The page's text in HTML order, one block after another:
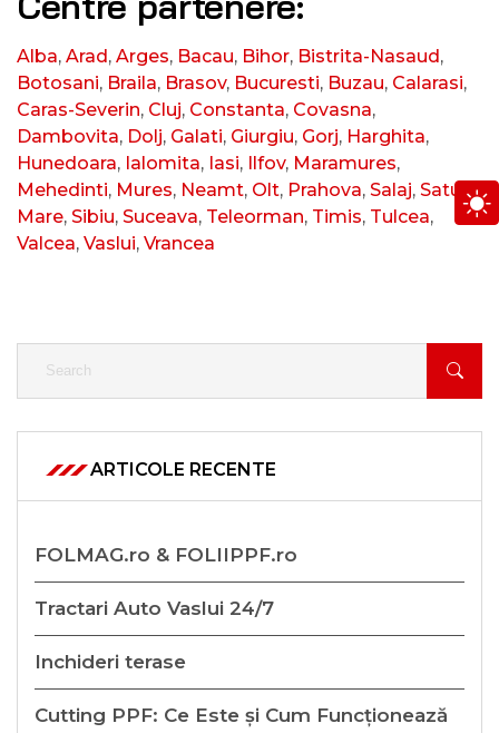
Alba, Arad, Arges, Bacau, Bihor, Bistrita-Nasaud,
Botosani, Braila, Brasov, Bucuresti, Buzau, Calarasi,
Caras-Severin, Cluj, Constanta, Covasna,
Dambovita, Dolj, Galati, Giurgiu, Gorj, Harghita,
Hunedoara, Ialomita, Iasi, Ilfov, Maramures,
Mehedinti, Mures, Neamt, Olt, Prahova, Salaj, Satu
Mare, Sibiu, Suceava, Teleorman, Timis, Tulcea,
Valcea, Vaslui, Vrancea
ARTICOLE RECENTE
FOLMAG.ro & FOLIIPPF.ro
Tractari Auto Vaslui 24/7
Inchideri terase
Cutting PPF: Ce Este și Cum Funcționează